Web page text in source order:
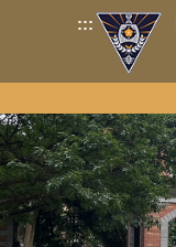
內
容
區
:::